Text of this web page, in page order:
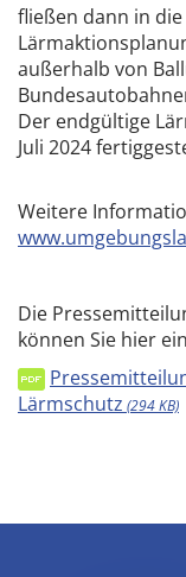
fließen dann in
außerhalb von
Der endgültige
Juli 2024
Weitere
Die
können Sie hier
Lärmschutz (294 KB)